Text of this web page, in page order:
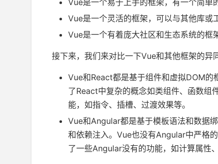
Vue是一个易于上手的框架，有一个简单
Vue是一个灵活的框架，可以与其他库或
Vue是一个有着庞大社区和生态系统的框
接下来，我们来对比一下Vue和其他框架的异同
Vue和React都是基于组件和虚拟DOM的
了React中复杂的概念如类组件、函数组
能，如指令、插槽、过渡效果等。
Vue和Angular都是基于模板语法和数据
和依赖注入。Vue也没有Angular中严格
了一些Angular没有的功能，如计算属性